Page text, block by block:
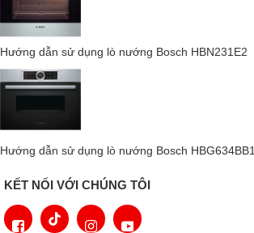
Hướng dẫn sử dụng lò nướng Bosch HBN231E2
Hướng dẫn sử dụng lò nướng Bosch HBG634BB1
KẾT NỐI VỚI CHÚNG TÔI